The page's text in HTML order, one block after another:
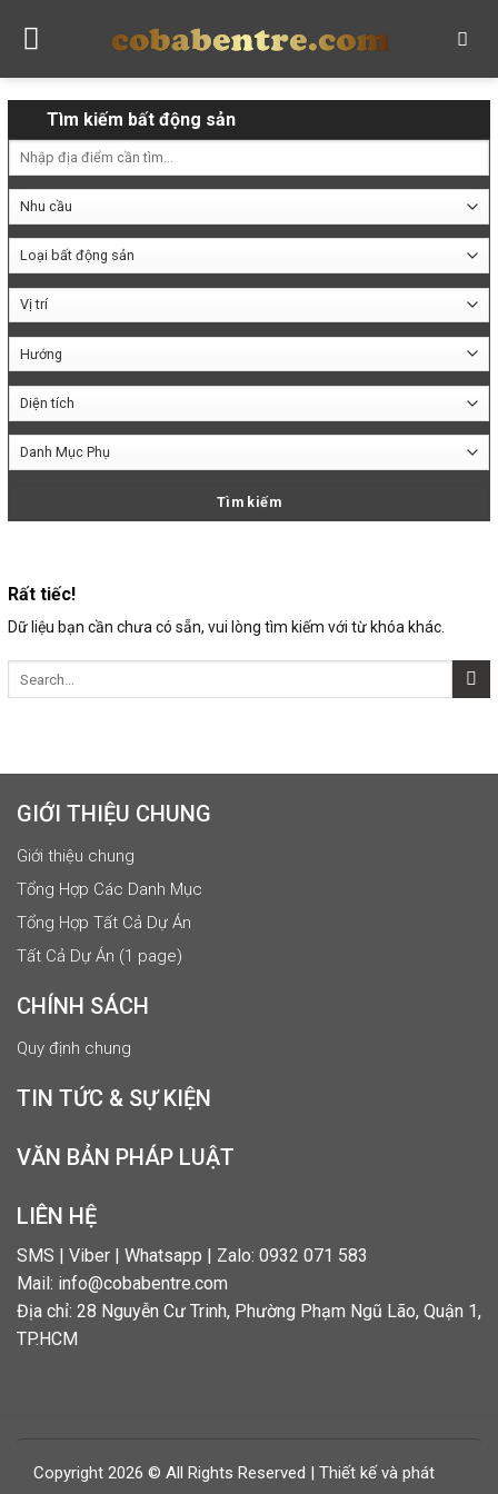
Rất tiếc!
Dữ liệu bạn cần chưa có sẵn, vui lòng tìm kiếm với từ khóa khác.
Tìm kiếm bất động sản
GIỚI THIỆU CHUNG
Giới thiệu chung
Tổng Hợp Các Danh Mục
Tổng Hợp Tất Cả Dự Án
Tất Cả Dự Án (1 page)
CHÍNH SÁCH
Quy định chung
TIN TỨC & SỰ KIỆN
VĂN BẢN PHÁP LUẬT
LIÊN HỆ
SMS | Viber | Whatsapp | Zalo: 0932 071 583
Mail: info@cobabentre.com
Địa chỉ: 28 Nguyễn Cư Trinh, Phường Phạm Ngũ Lão, Quận 1,
TP.HCM
Copyright 2026 © All Rights Reserved | Thiết kế và phát